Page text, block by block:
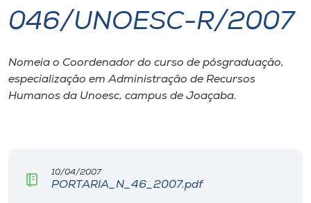
I.nova
Diplomados
046/UNOESC-R/2007
Nomeia o Coordenador do curso de pósgraduação,
especialização em Administração de Recursos
Humanos da Unoesc, campus de Joaçaba.
10/04/2007
PORTARIA_N_46_2007.pdf